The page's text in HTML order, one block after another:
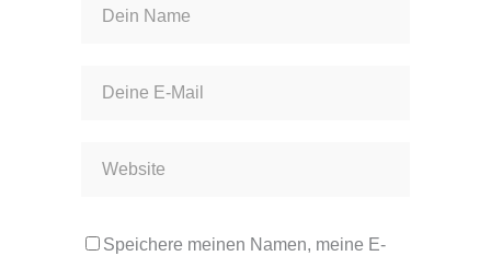
Speichere meinen Namen, meine E-